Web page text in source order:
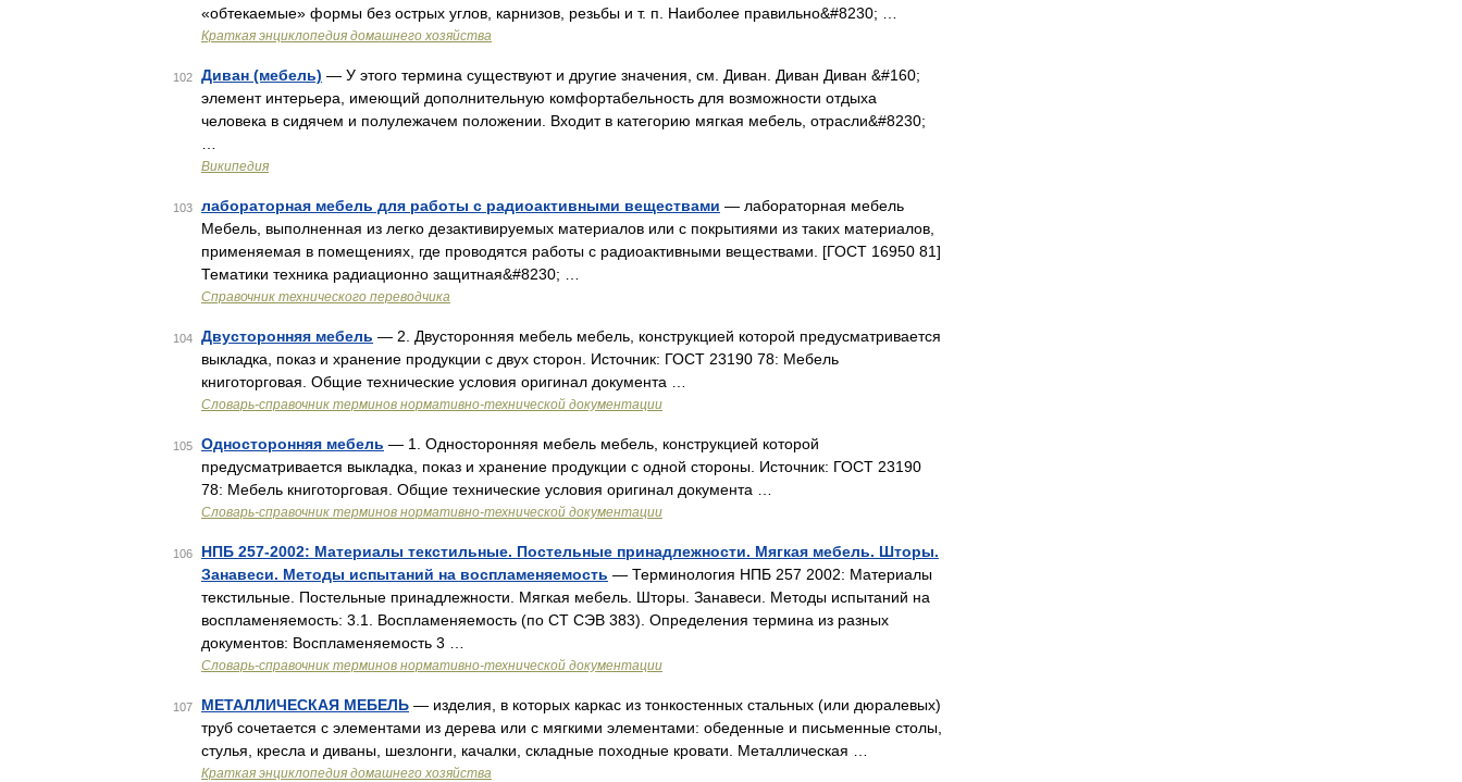
«обтекаемые» формы без острых углов, карнизов, резьбы и т. п. Наиболее правильно&#8230; …
Краткая энциклопедия домашнего хозяйства
102 Диван (мебель) — У этого термина существуют и другие значения, см. Диван. Диван Диван &#160;
элемент интерьера, имеющий дополнительную комфортабельность для возможности отдыха
человека в сидячем и полулежачем положении. Входит в категорию мягкая мебель, отрасли&#8230;
Википедия
103 лабораторная мебель для работы с радиоактивными веществами — лабораторная мебель
Мебель, выполненная из легко дезактивируемых материалов или с покрытиями из таких материалов,
применяемая в помещениях, где проводятся работы с радиоактивными веществами. [ГОСТ 16950 81]
Тематики техника радиационно защитная&#8230; …
Справочник технического переводчика
104 Двусторонняя мебель — 2. Двусторонняя мебель мебель, конструкцией которой предусматривается
выкладка, показ и хранение продукции с двух сторон. Источник: ГОСТ 23190 78: Мебель
книготорговая. Общие технические условия оригинал документа …
Словарь-справочник терминов нормативно-технической документации
105 Односторонняя мебель — 1. Односторонняя мебель мебель, конструкцией которой
предусматривается выкладка, показ и хранение продукции с одной стороны. Источник: ГОСТ 23190
78: Мебель книготорговая. Общие технические условия оригинал документа …
Словарь-справочник терминов нормативно-технической документации
106
НПБ 257-2002: Материалы текстильные. Постельные принадлежности. Мягкая мебель. Шторы.
Занавеси. Методы испытаний на воспламеняемость — Терминология НПБ 257 2002: Материалы
текстильные. Постельные принадлежности. Мягкая мебель. Шторы. Занавеси. Методы испытаний на
воспламеняемость: 3.1. Воспламеняемость (по СТ СЭВ 383). Определения термина из разных
документов: Воспламеняемость 3 …
Словарь-справочник терминов нормативно-технической документации
107 МЕТАЛЛИЧЕСКАЯ МЕБЕЛЬ — изделия, в которых каркас из тонкостенных стальных (или дюралевых)
труб сочетается с элементами из дерева или с мягкими элементами: обеденные и письменные столы,
стулья, кресла и диваны, шезлонги, качалки, складные походные кровати. Металлическая …
Краткая энциклопедия домашнего хозяйства